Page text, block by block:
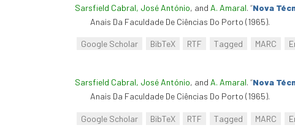
Sarsfield Cabral, José António, and A. Amaral. “Nova
Anais Da Faculdade De Ciências Do Porto (1965).
Google Scholar BibTeX RTF Tagged MARC
Sarsfield Cabral, José António, and A. Amaral. “Nova
Anais Da Faculdade De Ciências Do Porto (1965).
Google Scholar BibTeX RTF Tagged MARC